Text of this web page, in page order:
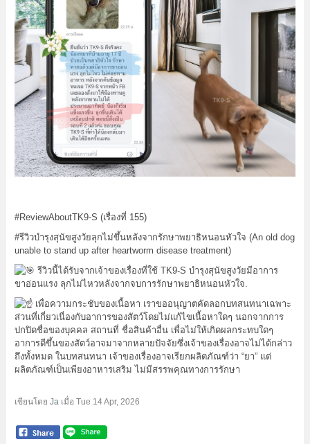
#ReviewAboutTK9-S (เรื่องที่ 155)
#รีวิวบำรุงสุนัขสูงวัยลุกไม่ขึ้นหลังจากรักษาพยาธิหนอนหัวใจ (An old dog
unable to stand up after heartworm disease treatment)
รีวิวนี้ได้รับจากเจ้าของเรื่องที่ใช้ TK9-S บำรุงสุนัขสูงวัยมีอาการ
ขาอ่อนแรง ลุกไม่ไหวหลังจากจบการรักษาพยาธิหนอนหัวใจ.
เพื่อความกระชับของเนื้อหา เราขออนุญาตคัดลอกบทสนทนาเฉพาะ
ส่วนที่เกี่ยวเนื่องกับอาการของสัตว์โดยไม่แก้ไขเนื้อหาใดๆ นอกจากการ
ปกปิดชื่อของบุคคล สถานที่ ชื่อสินค้าอื่น เพื่อไม่ให้เกิดผลกระทบใดๆ
อาการดีขึ้นของสัตว์อาจมาจากหลายปัจจัยซึ่งเจ้าของเรื่องอาจไม่ได้กล่าว
ถึงทั้งหมด ในบทสนทนา เจ้าของเรื่องอาจเรียกผลิตภัณฑ์ว่า “ยา” แต่
ผลิตภัณฑ์เป็นเพียงอาหารเสริม ไม่มีสรรพคุณทางการรักษา
เขียนโดย Jaเมื่อ Tue 14 Apr, 2026